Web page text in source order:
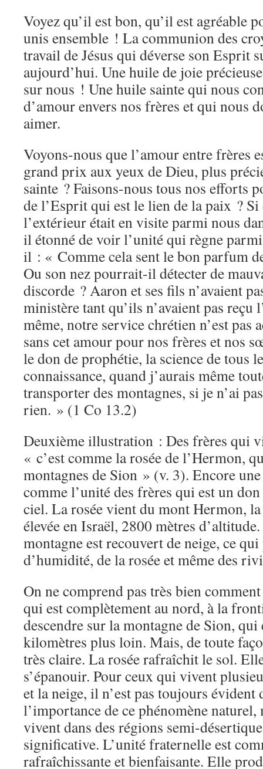
Voyez qu’il est bon, qu’il est agréable
unis ensemble ! La communion des
travail de Jésus qui déverse son Esprit
aujourd’hui. Une huile de joie
sur nous ! Une huile sainte qui nous
d’amour envers nos frères et qui nous
aimer.
Voyons-nous que l’amour entre frères
grand prix aux yeux de Dieu, plus
sainte ? Faisons-nous tous nos efforts
de l’Esprit qui est le lien de la paix ? Si
l’extérieur était en visite parmi nous
il étonné de voir l’unité qui règne
il : « Comme cela sent le bon parfum
Ou son nez pourrait-il détecter de
discorde ? Aaron et ses fils n’avaient
ministère tant qu’ils n’avaient pas reçu
même, notre service chrétien n’est pas
sans cet amour pour nos frères et nos
le don de prophétie, la science de tous
connaissance, quand j’aurais même
transporter des montagnes, si je n’ai
rien. » (1 Co 13.2)
Deuxième illustration : Des frères qui
« c’est comme la rosée de l’Hermon,
montagnes de Sion » (v. 3). Encore
comme l’unité des frères qui est un
ciel. La rosée vient du mont Hermon,
élevée en Israël, 2800 mètres
montagne est recouvert de neige, ce
d’humidité, de la rosée et même des
On ne comprend pas très bien
qui est complètement au nord, à la
descendre sur la montagne de Sion, qui
kilomètres plus loin. Mais, de toute
très claire. La rosée rafraîchit le sol.
s’épanouir. Pour ceux qui vivent
et la neige, il n’est pas toujours évident
l’importance de ce phénomène
vivent dans des régions semi-
significative. L’unité fraternelle est
rafraîchissante et bienfaisante. Elle